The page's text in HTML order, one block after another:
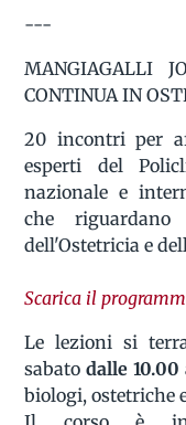
---
MANGIAGALLI
CONTINUA IN
20 incontri per
esperti del
nazionale e
che
dell'Ostetricia e
Scarica il
Le lezioni si
sabatodalle 10.00
biologi, ostetriche